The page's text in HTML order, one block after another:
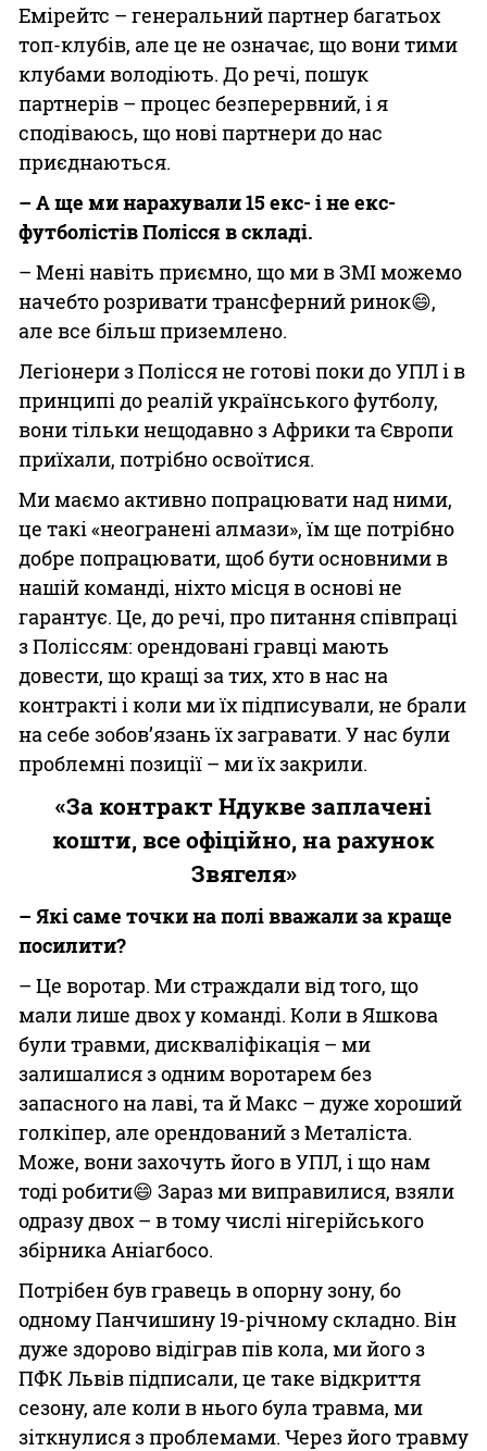
Емірейтс – генеральний партнер багатьох
топ-клубів, але це не означає, що вони тими
клубами володіють. До речі, пошук
партнерів – процес безперервний, і я
сподіваюсь, що нові партнери до нас
приєднаються.
– А ще ми нарахували 15 екс- і не екс-
футболістів Полісся в складі.
– Мені навіть приємно, що ми в ЗМІ можемо
начебто розривати трансферний ринок😄,
але все більш приземлено.
Легіонери з Полісся не готові поки до УПЛ і в
принципі до реалій українського футболу,
вони тільки нещодавно з Африки та Європи
приїхали, потрібно освоїтися.
Ми маємо активно попрацювати над ними,
це такі «неогранені алмази», їм ще потрібно
добре попрацювати, щоб бути основними в
нашій команді, ніхто місця в основі не
гарантує. Це, до речі, про питання співпраці
з Поліссям: орендовані гравці мають
довести, що кращі за тих, хто в нас на
контракті і коли ми їх підписували, не брали
на себе зобов’язань їх загравати. У нас були
проблемні позиції – ми їх закрили.
«За контракт Ндукве заплачені
кошти, все офіційно, на рахунок
Звягеля»
– Які саме точки на полі вважали за краще
посилити?
– Це воротар. Ми страждали від того, що
мали лише двох у команді. Коли в Яшкова
були травми, дискваліфікація – ми
залишалися з одним воротарем без
запасного на лаві, та й Макс – дуже хороший
голкіпер, але орендований з Металіста.
Може, вони захочуть його в УПЛ, і що нам
тоді робити😄 Зараз ми виправилися, взяли
одразу двох – в тому числі нігерійського
збірника Аніагбосо.
Потрібен був гравець в опорну зону, бо
одному Панчишину 19-річному складно. Він
дуже здорово відіграв пів кола, ми його з
ПФК Львів підписали, це таке відкриття
сезону, але коли в нього була травма, ми
зіткнулися з проблемами. Через його травму